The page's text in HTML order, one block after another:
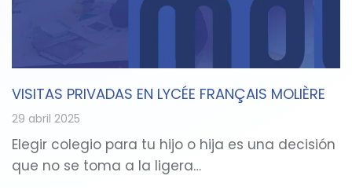
VISITAS PRIVADAS EN LYCÉE FRANÇAIS MOLIÈRE
29 abril 2025
Elegir colegio para tu hijo o hija es una decisión
que no se toma a la ligera…